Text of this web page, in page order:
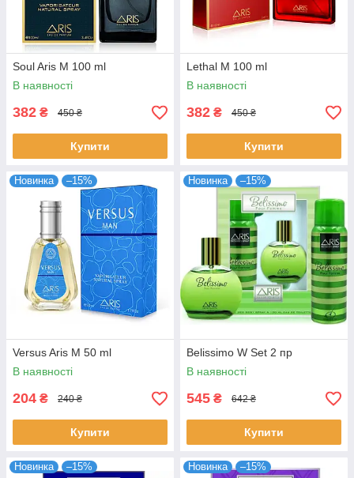
Soul Aris M 100 ml
В наявності
382 ₴ 450 ₴
Купити
Lethal M 100 ml
В наявності
382 ₴ 450 ₴
Купити
Новинка –15%
Versus Aris M 50 ml
В наявності
204 ₴ 240 ₴
Купити
Новинка –15%
Belissimo W Set 2 пр
В наявності
545 ₴ 642 ₴
Купити
Новинка –15% Новинка –15%